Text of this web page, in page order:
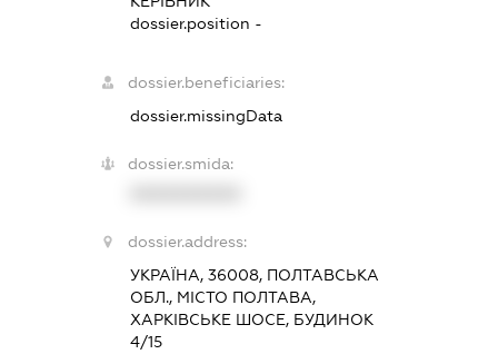
dossier.position -
dossier.beneficiaries:
dossier.missingData
dossier.smida:
dossier.address:
УКРАЇНА, 36008, ПОЛТАВСЬКА
ОБЛ., МІСТО ПОЛТАВА,
ХАРКІВСЬКЕ ШОСЕ, БУДИНОК
4/15